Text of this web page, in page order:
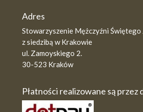
Adres
Stowarzyszenie Mężczyźni Świętego
z siedzibą w Krakowie
ul. Zamoyskiego 2.
30-523 Kraków
Płatności realizowane są przez